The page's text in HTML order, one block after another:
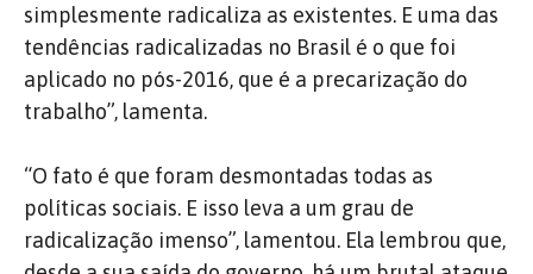
simplesmente radicaliza as existentes. E uma das
tendências radicalizadas no Brasil é o que foi
aplicado no pós-2016, que é a precarização do
trabalho”, lamenta.
“O fato é que foram desmontadas todas as
políticas sociais. E isso leva a um grau de
radicalização imenso”, lamentou. Ela lembrou que,